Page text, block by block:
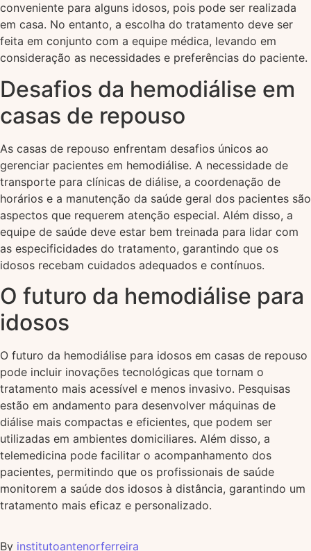
conveniente para alguns idosos, pois pode ser realizada
em casa. No entanto, a escolha do tratamento deve ser
feita em conjunto com a equipe médica, levando em
consideração as necessidades e preferências do paciente.
Desafios da hemodiálise em
casas de repouso
As casas de repouso enfrentam desafios únicos ao
gerenciar pacientes em hemodiálise. A necessidade de
transporte para clínicas de diálise, a coordenação de
horários e a manutenção da saúde geral dos pacientes são
aspectos que requerem atenção especial. Além disso, a
equipe de saúde deve estar bem treinada para lidar com
as especificidades do tratamento, garantindo que os
idosos recebam cuidados adequados e contínuos.
O futuro da hemodiálise para
idosos
O futuro da hemodiálise para idosos em casas de repouso
pode incluir inovações tecnológicas que tornam o
tratamento mais acessível e menos invasivo. Pesquisas
estão em andamento para desenvolver máquinas de
diálise mais compactas e eficientes, que podem ser
utilizadas em ambientes domiciliares. Além disso, a
telemedicina pode facilitar o acompanhamento dos
pacientes, permitindo que os profissionais de saúde
monitorem a saúde dos idosos à distância, garantindo um
tratamento mais eficaz e personalizado.
By institutoantenorferreira